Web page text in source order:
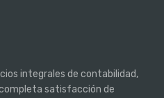
integrales de contabilidad,
satisfacción de